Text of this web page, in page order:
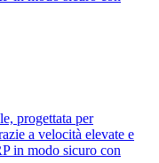
progettata per
a velocità elevate e
in modo sicuro con